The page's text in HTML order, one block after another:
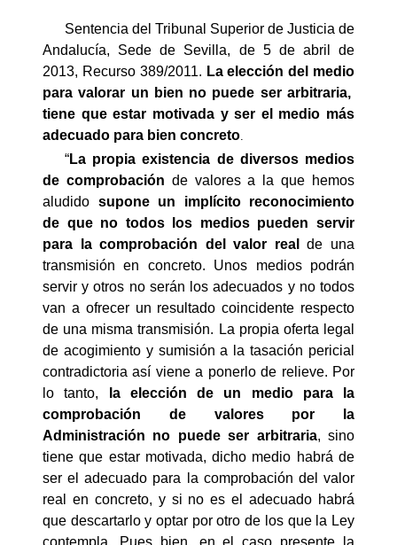
Sentencia del Tribunal Superior de Justicia de
Andalucía, Sede de Sevilla, de 5 de abril de
2013, Recurso 389/2011. La elección del medio
para valorar un bien no puede ser arbitraria,
tiene que estar motivada y ser el medio más
adecuado para bien concreto.
“La propia existencia de diversos medios
de comprobación de valores a la que hemos
aludido supone un implícito reconocimiento
de que no todos los medios pueden servir
para la comprobación del valor realde una
transmisión en concreto. Unos medios podrán
servir y otros no serán los adecuados y no todos
van a ofrecer un resultado coincidente respecto
de una misma transmisión. La propia oferta legal
de acogimiento y sumisión a la tasación pericial
contradictoria así viene a ponerlo de relieve. Por
lo tanto,
la elección de un medio para la
comprobación de valores por la
Administración no puede ser arbitraria, sino
tiene que estar motivada, dicho medio habrá de
ser el adecuado para la comprobación del valor
real en concreto, y si no es el adecuado habrá
que descartarlo y optar por otro de los que la Ley